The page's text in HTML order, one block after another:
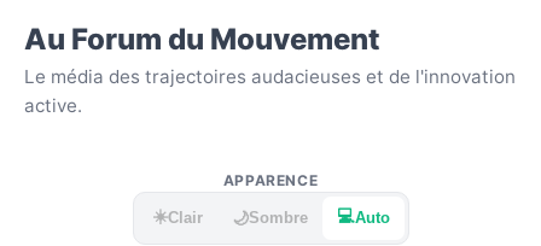
Au Forum du Mouvement
Le média des trajectoires audacieuses et de l'innovation
active.
APPARENCE
☀️Clair 🌙Sombre 💻Auto